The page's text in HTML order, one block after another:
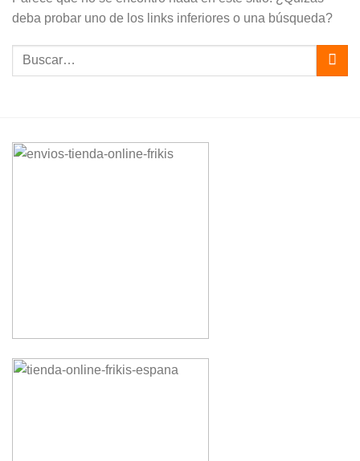
deba probar uno de los links inferiores o una búsqueda?